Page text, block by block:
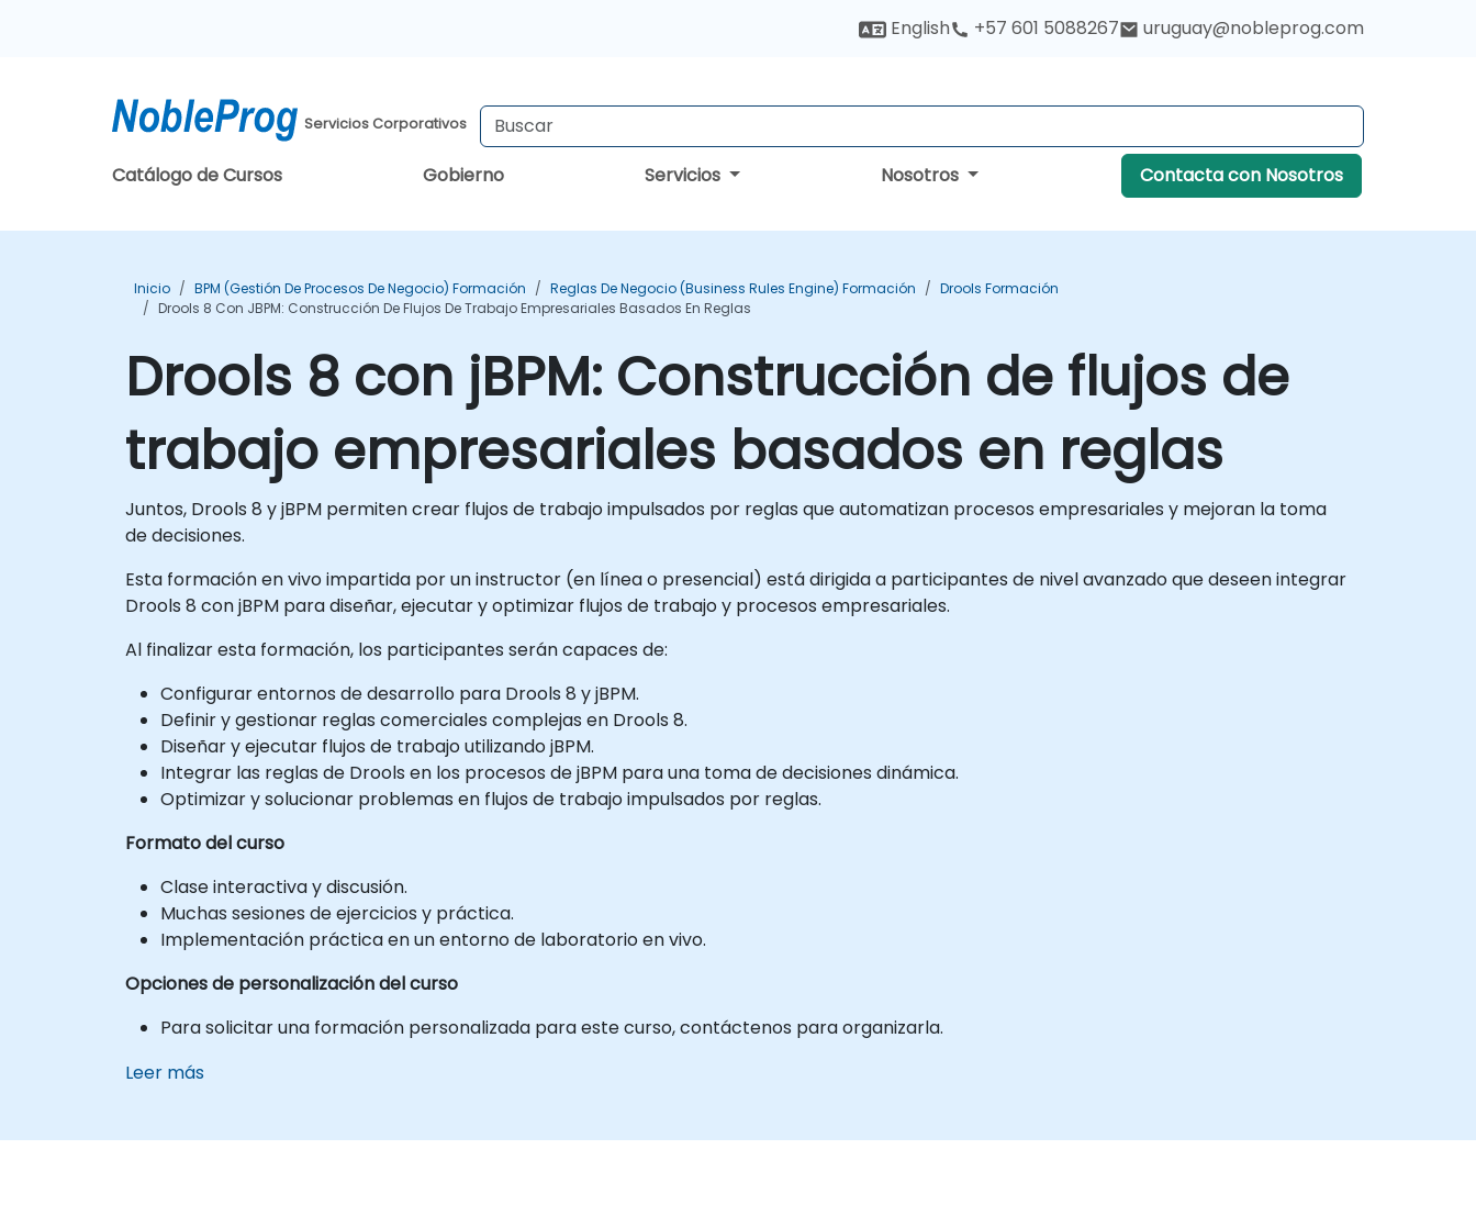
English +57 601 5088267 uruguay@nobleprog.com
Servicios Corporativos
Catálogo de Cursos Gobierno Servicios Nosotros Contacta con Nosotros
Inicio BPM (Gestión De Procesos De Negocio) Formación Reglas De Negocio (Business Rules Engine) Formación
Drools Formación
Drools 8 Con JBPM: Construcción De Flujos De Trabajo Empresariales Basados En Reglas
Drools 8 con jBPM: Construcción de flujos de
trabajo empresariales basados en reglas
Juntos, Drools 8 y jBPM permiten crear flujos de trabajo impulsados por reglas que automatizan procesos empresariales y mejoran la toma
de decisiones.
Esta formación en vivo impartida por un instructor (en línea o presencial) está dirigida a participantes de nivel avanzado que deseen integrar
Drools 8 con jBPM para diseñar, ejecutar y optimizar flujos de trabajo y procesos empresariales.
Al finalizar esta formación, los participantes serán capaces de:
Configurar entornos de desarrollo para Drools 8 y jBPM.
Definir y gestionar reglas comerciales complejas en Drools 8.
Diseñar y ejecutar flujos de trabajo utilizando jBPM.
Integrar las reglas de Drools en los procesos de jBPM para una toma de decisiones dinámica.
Optimizar y solucionar problemas en flujos de trabajo impulsados por reglas.
Formato del curso
Clase interactiva y discusión.
Muchas sesiones de ejercicios y práctica.
Implementación práctica en un entorno de laboratorio en vivo.
Opciones de personalización del curso
Para solicitar una formación personalizada para este curso, contáctenos para organizarla.
Leer más